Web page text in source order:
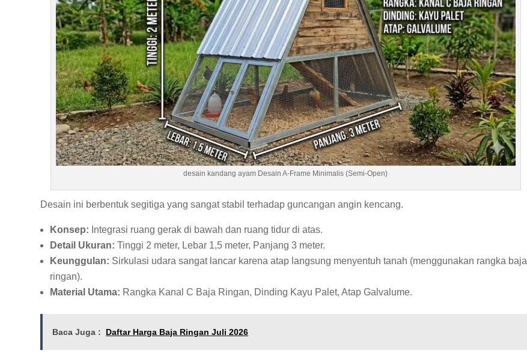
desain kandang ayam Desain A-Frame Minimalis (Semi-Open)
Desain ini berbentuk segitiga yang sangat stabil terhadap guncangan angin kencang.
Konsep: Integrasi ruang gerak di bawah dan ruang tidur di atas.
Detail Ukuran: Tinggi 2 meter, Lebar 1,5 meter, Panjang 3 meter.
Keunggulan: Sirkulasi udara sangat lancar karena atap langsung menyentuh tanah (menggunakan rangka baja
ringan).
Material Utama: Rangka Kanal C Baja Ringan, Dinding Kayu Palet, Atap Galvalume.
Baca Juga : Daftar Harga Baja Ringan Juli 2026